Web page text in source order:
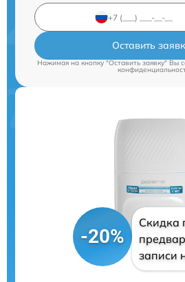
Оставить
Нажимая на кнопку "Оставить заявку" Вы
-20%
Скидка
записи